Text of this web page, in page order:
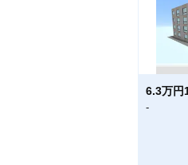
6.3万円
-